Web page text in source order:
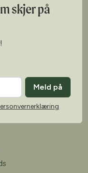
skjer på
Meld på